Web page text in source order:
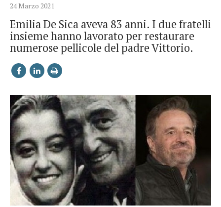
24 Marzo 2021
Emilia De Sica aveva 83 anni. I due fratelli
insieme hanno lavorato per restaurare
numerose pellicole del padre Vittorio.